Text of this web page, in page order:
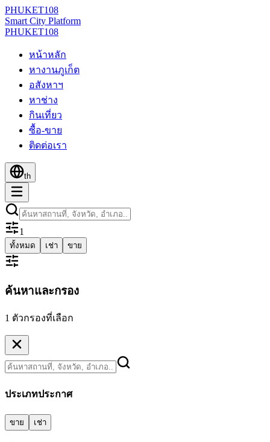
PHUKET108
Smart City Platform
PHUKET108
หน้าหลัก
หางานภูเก็ต
อสังหาฯ
หาช่าง
กินเที่ยว
ซื้อ-ขาย
ติดต่อเรา
th
1
ทั้งหมด เช่า ขาย
ค้นหาและกรอง
1 ตัวกรองที่เลือก
ประเภทประกาศ
ขาย เช่า